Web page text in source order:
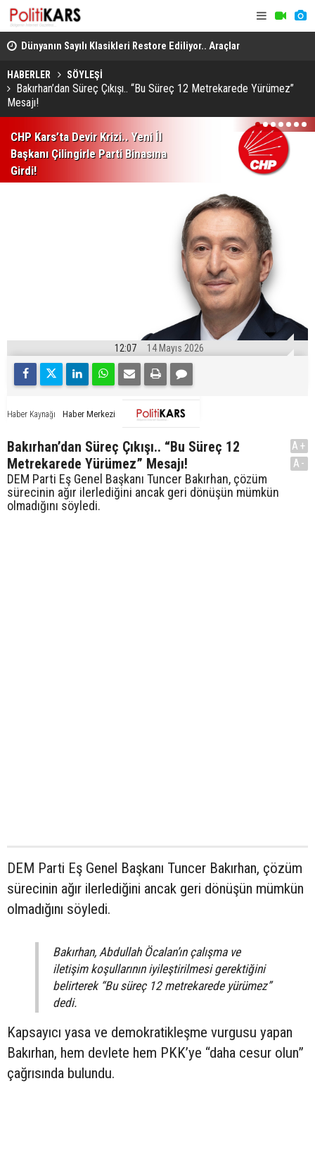
Dünyanın Sayılı Klasikleri Restore Ediliyor.. Araçlar
Yeniden Yollara Dönüyor!
HABERLER SÖYLEŞİ
Bakırhan’dan Süreç Çıkışı.. “Bu Süreç 12 Metrekarede Yürümez”
Mesajı!
CHP Kars’ta Devir Krizi.. Yeni İl
Başkanı Çilingirle Parti Binasına
Girdi!
1 2 3 4 5 6 7
12:07 14 Mayıs 2026
Haber Kaynağı Haber Merkezi
Bakırhan’dan Süreç Çıkışı.. “Bu Süreç 12
Metrekarede Yürümez” Mesajı!
DEM Parti Eş Genel Başkanı Tuncer Bakırhan, çözüm
sürecinin ağır ilerlediğini ancak geri dönüşün mümkün
olmadığını söyledi.
A+
A-
DEM Parti Eş Genel Başkanı Tuncer Bakırhan, çözüm
sürecinin ağır ilerlediğini ancak geri dönüşün mümkün
olmadığını söyledi.
Bakırhan, Abdullah Öcalan’ın çalışma ve
iletişim koşullarının iyileştirilmesi gerektiğini
belirterek “Bu süreç 12 metrekarede yürümez”
dedi.
Kapsayıcı yasa ve demokratikleşme vurgusu yapan
Bakırhan, hem devlete hem PKK’ye “daha cesur olun”
çağrısında bulundu.